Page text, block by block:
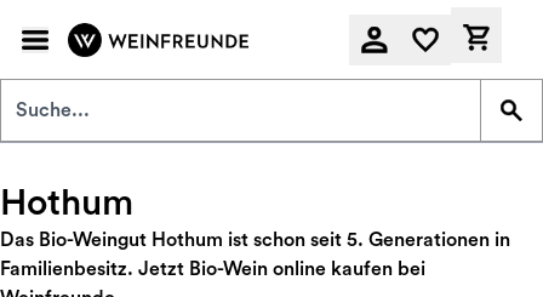
Hothum
Das Bio-Weingut Hothum ist schon seit 5. Generationen in
Familienbesitz. Jetzt Bio-Wein online kaufen bei